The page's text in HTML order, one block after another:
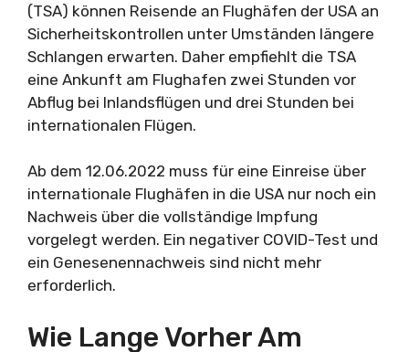
(TSA) können Reisende an Flughäfen der USA an
Sicherheitskontrollen unter Umständen längere
Schlangen erwarten. Daher empfiehlt die TSA
eine Ankunft am Flughafen zwei Stunden vor
Abflug bei Inlandsflügen und drei Stunden bei
internationalen Flügen.
Ab dem 12.06.2022 muss für eine Einreise über
internationale Flughäfen in die USA nur noch ein
Nachweis über die vollständige Impfung
vorgelegt werden. Ein negativer COVID-Test und
ein Genesenennachweis sind nicht mehr
erforderlich.
Wie Lange Vorher Am